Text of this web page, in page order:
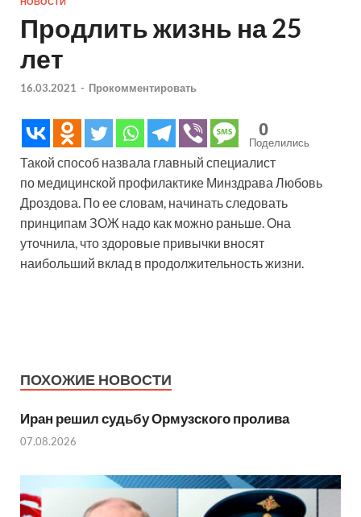
Продлить жизнь на 25
лет
16.03.2021 - Прокомментировать
0
Поделились
Такой способ назвала главный специалист
по медицинской профилактике Минздрава Любовь
Дроздова. По ее словам, начинать следовать
принципам ЗОЖ надо как можно раньше. Она
уточнила, что здоровые привычки вносят
наибольший вклад в продолжительность жизни.
ПОХОЖИЕ НОВОСТИ
Иран решил судьбу Ормузского пролива
07.08.2026